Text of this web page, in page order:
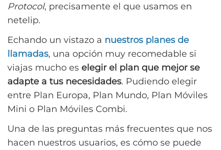
Protocol, precisamente el que usamos en
netelip.
Echando un vistazo a nuestros planes de
llamadas, una opción muy recomedable si
viajas mucho es elegir el plan que mejor se
adapte a tus necesidades. Pudiendo elegir
entre Plan Europa, Plan Mundo, Plan Móviles
Mini o Plan Móviles Combi.
Una de las preguntas más frecuentes que nos
hacen nuestros usuarios, es cómo se puede